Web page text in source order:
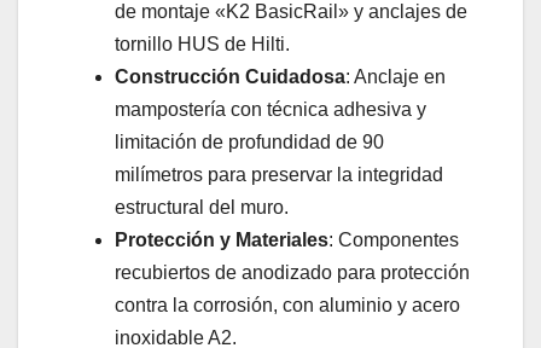
de montaje «K2 BasicRail» y anclajes de
tornillo HUS de Hilti.
Construcción Cuidadosa: Anclaje en
mampostería con técnica adhesiva y
limitación de profundidad de 90
milímetros para preservar la integridad
estructural del muro.
Protección y Materiales: Componentes
recubiertos de anodizado para protección
contra la corrosión, con aluminio y acero
inoxidable A2.